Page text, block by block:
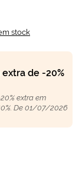
stock
de -20%
extra em
De 01/07/2026